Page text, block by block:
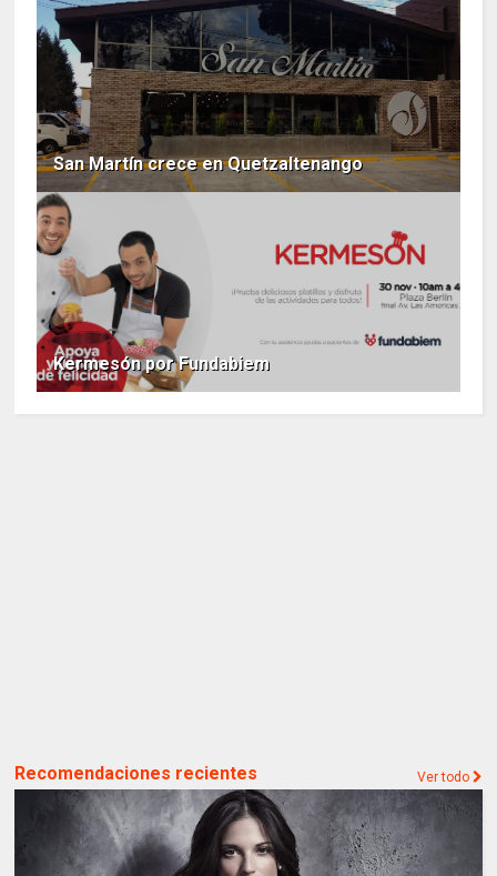
San Martín crece en Quetzaltenango
Kermesón por Fundabiem
Recomendaciones recientes Ver todo